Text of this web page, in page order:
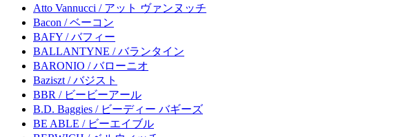
Atto Vannucci / アット ヴァンヌッチ
Bacon / ベーコン
BAFY / バフィー
BALLANTYNE / バランタイン
BARONIO / バローニオ
Baziszt / バジスト
BBR / ビービーアール
B.D. Baggies / ビーディー バギーズ
BE ABLE / ビーエイブル